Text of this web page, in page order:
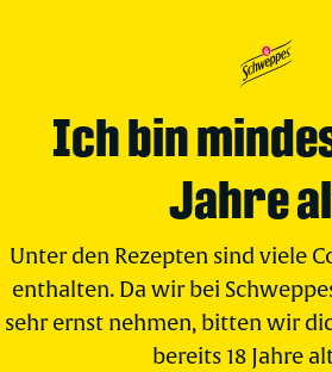
Ich bin
Jahre
Unter den Rezepten sind viele
enthalten. Da wir bei
sehr ernst nehmen, bitten wir
bereits 18 Jahre